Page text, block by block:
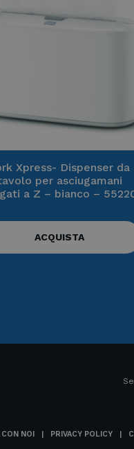
Xpress- Dispenser da
per asciugamani
a Z – bianco –
ACQUISTA
CON NOI PRIVACY POLICY